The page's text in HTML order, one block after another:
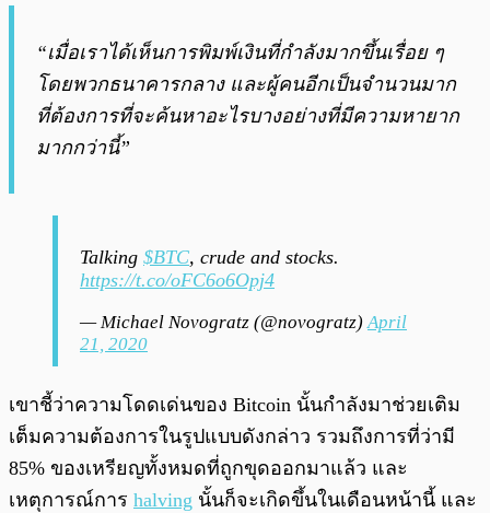
“เมื่อเราได้เห็นการพิมพ์เงินที่กำลังมากขึ้นเรื่อย ๆ
โดยพวกธนาคารกลาง และผู้คนอีกเป็นจำนวนมาก
ที่ต้องการที่จะค้นหาอะไรบางอย่างที่มีความหายาก
มากกว่านี้”
Talking $BTC, crude and stocks.
https://t.co/oFC6o6Opj4
— Michael Novogratz (@novogratz)April
21, 2020
เขาชี้ว่าความโดดเด่นของ Bitcoin นั้นกำลังมาช่วยเติม
เต็มความต้องการในรูปแบบดังกล่าว รวมถึงการที่ว่ามี
85% ของเหรียญทั้งหมดที่ถูกขุดออกมาแล้ว และ
เหตุการณ์การ halving นั้นก็จะเกิดขึ้นในเดือนหน้านี้ และ